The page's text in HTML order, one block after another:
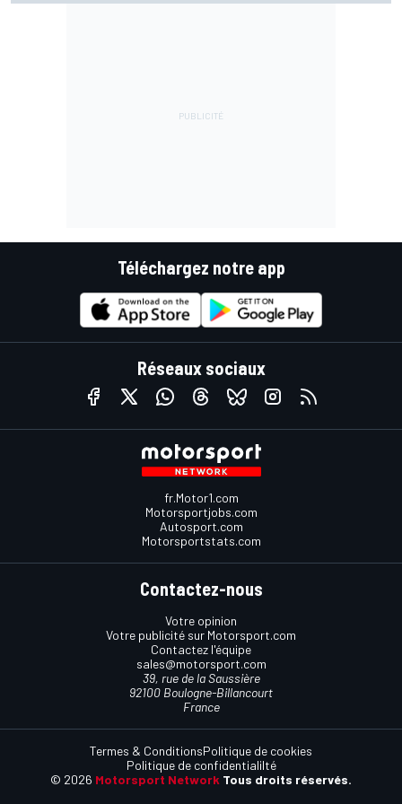
Téléchargez notre app
Réseaux sociaux
fr.Motor1.com
Motorsportjobs.com
Autosport.com
Motorsportstats.com
Contactez-nous
Votre opinion
Votre publicité sur Motorsport.com
Contactez l'équipe
sales@motorsport.com
39, rue de la Saussière
92100 Boulogne-Billancourt
France
© 2026 Motorsport Network Tous droits réservés.
Termes & ConditionsPolitique de cookies
Politique de confidentialilté